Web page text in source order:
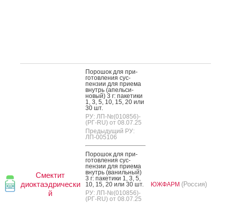
Смектит
диоктаэдрически
й
По­рошок для при­
готов­ле­ния сус­
пензии для при­ема
внутрь (апель­си­
новый) 3 г: па­кети­ки
1, 3, 5, 10, 15, 20 или
30 шт.
РУ: ЛП-№(010856)-
(РГ-RU) от 08.07.25
Предыдущий РУ:
ЛП-005106
По­рошок для при­
готов­ле­ния сус­
пензии для при­ема
внутрь (ва­ниль­ный)
3 г: па­кети­ки 1, 3, 5,
10, 15, 20 или 30 шт.
РУ: ЛП-№(010856)-
(РГ-RU) от 08.07.25
ЮЖФАРМ (Россия)